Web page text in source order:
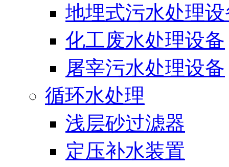
地埋式污水处理
化工废水处理设备
屠宰污水处理设备
循环水处理
浅层砂过滤器
定压补水装置